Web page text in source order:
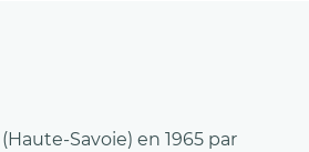
Savoie) en 1965 par